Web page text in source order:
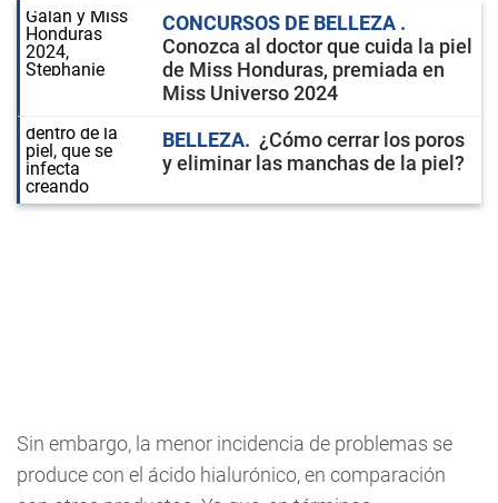
CONCURSOS DE BELLEZA
Conozca al doctor que cuida la piel
de Miss Honduras, premiada en
Miss Universo 2024
BELLEZA
¿Cómo cerrar los poros
y eliminar las manchas de la piel?
Sin embargo, la menor incidencia de problemas se
produce con el ácido hialurónico, en comparación